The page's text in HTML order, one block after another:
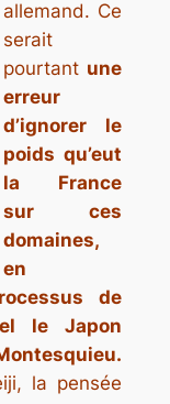
allemand. Ce
serait
pourtant une
erreur
d’ignorer le
poids qu’eut
la France
sur ces
domaines,
en
de
le Japon
la pensée